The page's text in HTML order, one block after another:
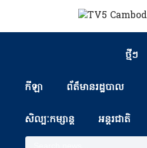
ថ្មីៗ
កីឡា ព័ត៏មានរដ្ឋបាល
សិល្បៈកម្សាន្ត អន្តរជាតិ